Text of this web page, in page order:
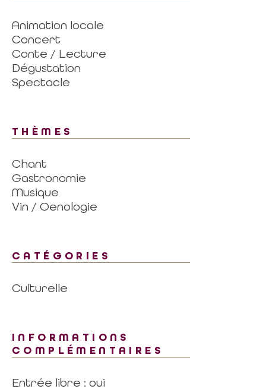
Animation locale
Concert
Conte / Lecture
Dégustation
Spectacle
THÈMES
Chant
Gastronomie
Musique
Vin / Oenologie
CATÉGORIES
Culturelle
INFORMATIONS
COMPLÉMENTAIRES
Entrée libre : oui